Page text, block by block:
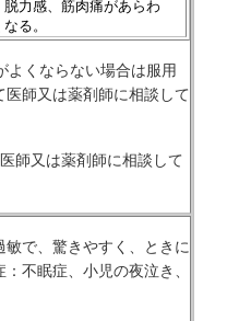
力感、筋肉痛があらわ
る。
よくならない場合は服用
師又は薬剤師に相談して
師又は薬剤師に相談して
で、驚きやすく、ときに
不眠症、小児の夜泣き、